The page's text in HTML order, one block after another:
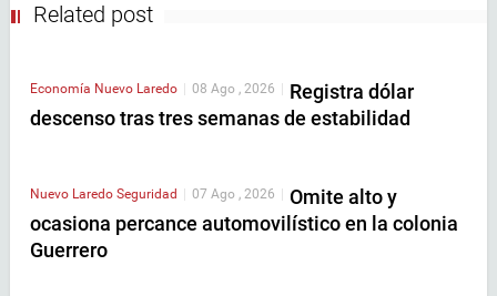
Related post
Economía Nuevo Laredo 08 Ago , 2026
Registra dólar
descenso tras tres semanas de estabilidad
Nuevo Laredo Seguridad | 07 Ago , 2026 | Omite alto y
ocasiona percance automovilístico en la colonia
Guerrero